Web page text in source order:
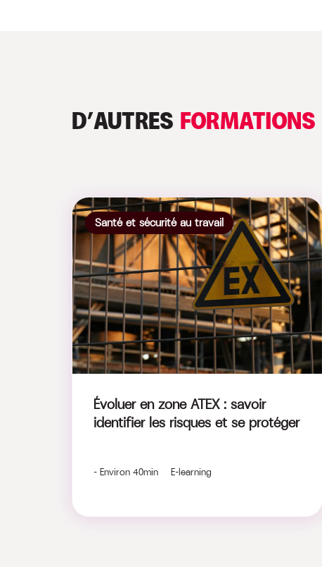
D’AUTRES FORMATIONS
Santé et sécurité au travail
Évoluer en zone ATEX : savoir
identifier les risques et se protéger
- Environ 40min E-learning